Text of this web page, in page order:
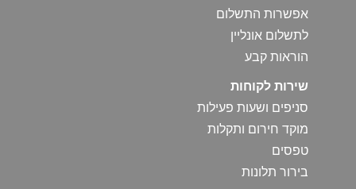
אפשרות התשלום
לתשלום אונליין
הוראות קבע
שירות לקוחות
סניפים ושעות פעילות
מוקד חירום ותקלות
טפסים
בירור תלונות